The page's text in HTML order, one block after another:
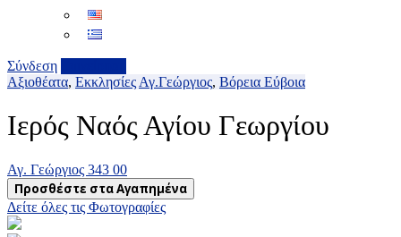
Σύνδεση
Αξιοθέατα, Εκκλησίες Αγ.Γεώργιος, Βόρεια Εύβοια
Ιερός Ναός Αγίου Γεωργίου
Αγ. Γεώργιος 343 00
Προσθέστε στα Αγαπημένα
Δείτε όλες τις Φωτογραφίες